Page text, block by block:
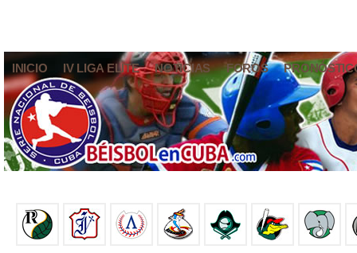
INICIO IV LIGA ELITE NOTICIAS FOROS